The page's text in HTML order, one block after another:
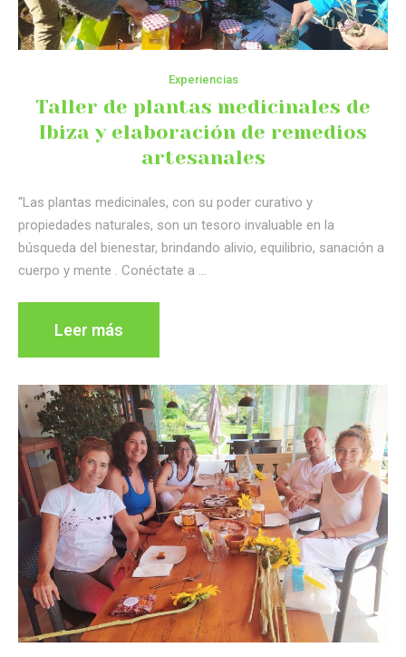
Experiencias
Taller de plantas medicinales de
Ibiza y elaboración de remedios
artesanales
“Las plantas medicinales, con su poder curativo y
propiedades naturales, son un tesoro invaluable en la
búsqueda del bienestar, brindando alivio, equilibrio, sanación a
cuerpo y mente . Conéctate a …
Leer más